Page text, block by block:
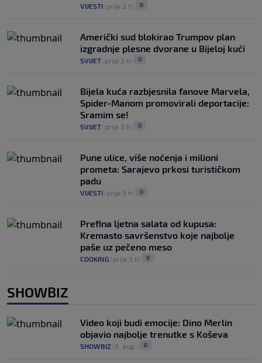
VIJESTI prije 2 h 0
Američki sud blokirao Trumpov plan
izgradnje plesne dvorane u Bijeloj kući
SVIJET prije 3 h 0
Bijela kuća razbjesnila fanove Marvela,
Spider-Manom promovirali deportacije:
Sramim se!
SVIJET prije 3 h 0
Pune ulice, više noćenja i milioni
prometa: Sarajevo prkosi turističkom
padu
VIJESTI prije 3 h 0
Prefina ljetna salata od kupusa:
Kremasto savršenstvo koje najbolje
paše uz pečeno meso
COOKING prije 3 h 0
SHOWBIZ
Video koji budi emocije: Dino Merlin
objavio najbolje trenutke s Koševa
SHOWBIZ 6. aug. 0